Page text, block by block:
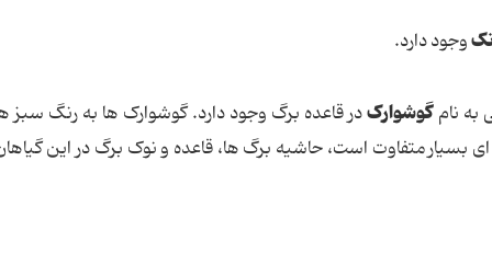
وجود دارد.
به نامگوشوارکدر قاعده برگ وجود دارد. گوشوارک ها به رنگ
متفاوت است، حاشیه برگ ها، قاعده و نوک برگ در این